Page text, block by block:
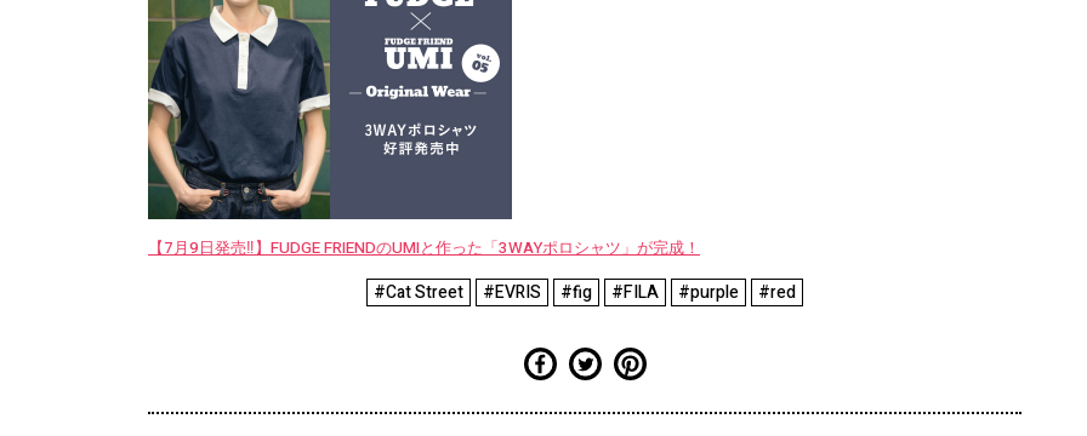
【7月9日発売‼︎】FUDGE FRIENDのUMIと作った「3WAYポロシャツ」が完成！
#Cat Street #EVRIS #fig #FILA #purple #red